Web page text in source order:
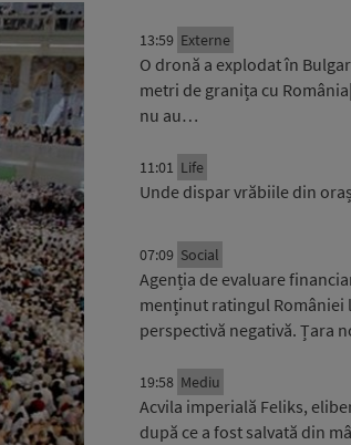
13:59 Externe
O dronă a explodat în
metri de granița cu
nu au…
11:01 Life
Unde dispar vrăbiile din
07:09 Social
Agenția de evaluare
menținut ratingul României
perspectivă negativă. Țara
19:58 Mediu
Acvila imperială Feliks,
după ce a fost salvată din